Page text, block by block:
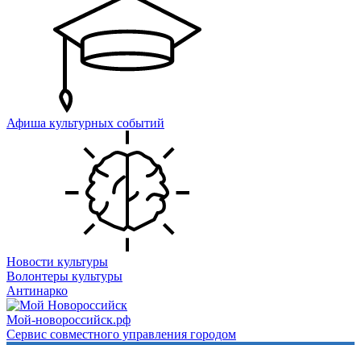
Афиша культурных событий
Новости культуры
Волонтеры культуры
Антинарко
Мой-новороссийск.рф
Сервис совместного управления городом